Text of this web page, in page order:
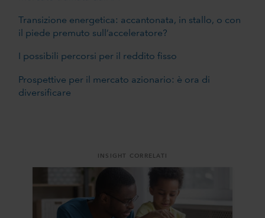
Transizione energetica: accantonata, in stallo, o con
il piede premuto sull’acceleratore?
I possibili percorsi per il reddito fisso
Prospettive per il mercato azionario: è ora di
diversificare
INSIGHT CORRELATI